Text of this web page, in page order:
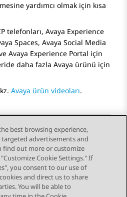
yardımcı olmak için kısa
telefonları, Avaya Experience
Spaces, Avaya Social Media
Avaya Experience Portal için
daha fazla Avaya ürünü için
Avaya ürün videoları.
Next Topic
best browsing experience,
advertisements and
find out more or customize
Cookie Settings." If
you consent to our use of
and direct us to share
You will be able to